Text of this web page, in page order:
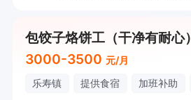
包饺子烙饼工（干净有耐心）
3000-3500 元/月
乐寿镇 提供食宿 加班补助